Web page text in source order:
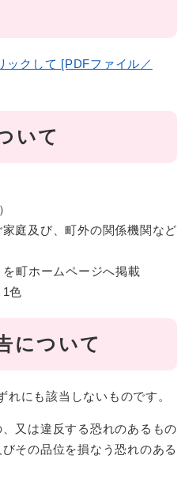
ックして [PDFファイル／
いて
庭及び、町外の関係機関など
町ホームページへ掲載
色
について
にも該当しないものです。
又は違反する恐れのあるもの
その品位を損なう恐れのある